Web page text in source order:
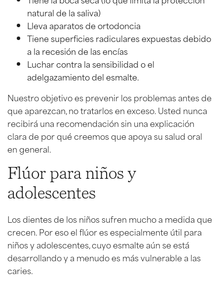
natural de la saliva)
Lleva aparatos de ortodoncia
Tiene superficies radiculares expuestas debido
a la recesión de las encías
Luchar contra la sensibilidad o el
adelgazamiento del esmalte.
Nuestro objetivo es prevenir los problemas antes de
que aparezcan, no tratarlos en exceso. Usted nunca
recibirá una recomendación sin una explicación
clara de por qué creemos que apoya su salud oral
en general.
Flúor para niños y
adolescentes
Los dientes de los niños sufren mucho a medida que
crecen. Por eso el flúor es especialmente útil para
niños y adolescentes, cuyo esmalte aún se está
desarrollando y a menudo es más vulnerable a las
caries.